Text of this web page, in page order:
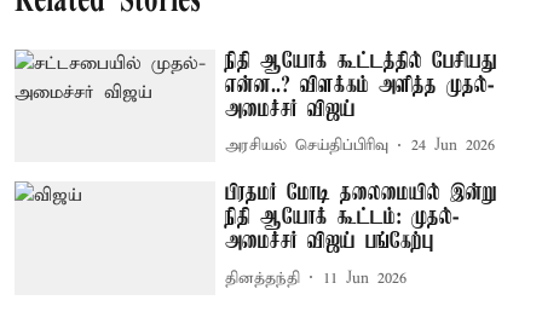
நிதி ஆயோக் கூட்டத்தில் பேசியது
என்ன..? விளக்கம் அளித்த முதல்-
அமைச்சர் விஜய்
அரசியல் செய்திப்பிரிவு 24 Jun 2026
பிரதமர் மோடி தலைமையில் இன்று
நிதி ஆயோக் கூட்டம்: முதல்-
அமைச்சர் விஜய் பங்கேற்பு
தினத்தந்தி 11 Jun 2026